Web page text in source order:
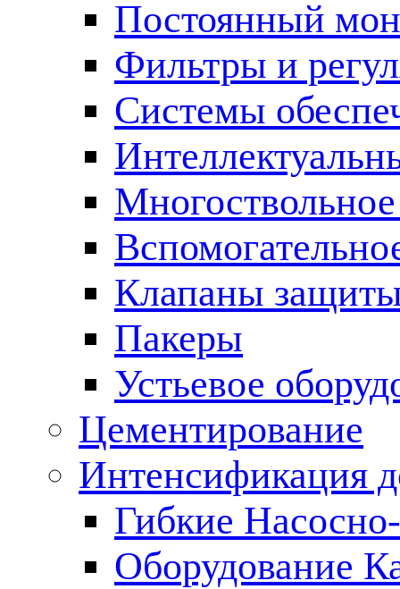
Постоянный
Фильтры и
Cистемы
Клапаны
Пакеры
Устьевое
Цементирование
Интенсификация
Гибкие
Оборудование